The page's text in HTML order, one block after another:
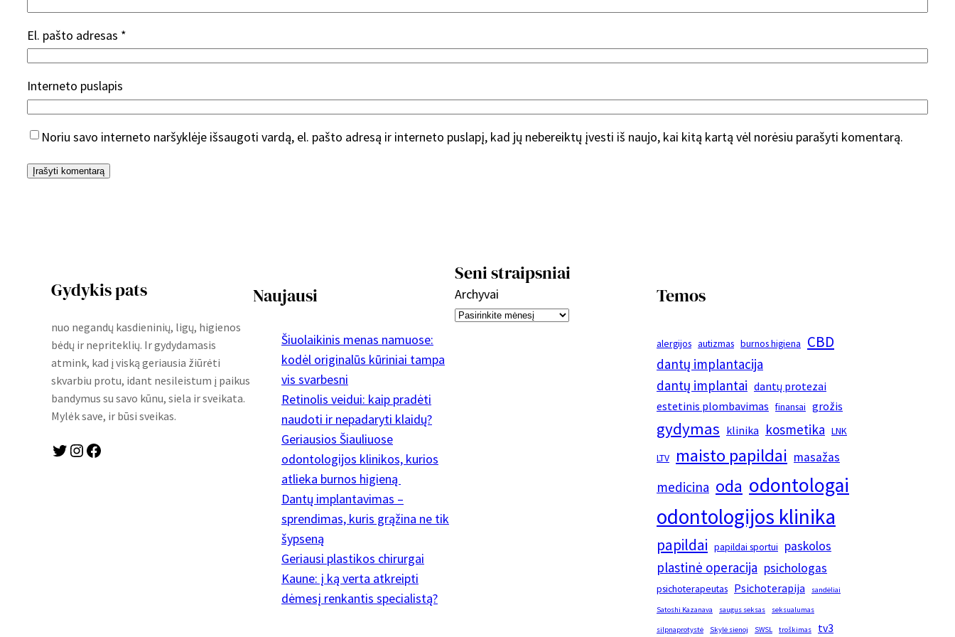
El. pašto adresas *
Interneto puslapis
Noriu savo interneto naršyklėje išsaugoti vardą, el. pašto adresą ir interneto puslapį, kad jų nebereiktų įvesti iš naujo, kai kitą kartą vėl norėsiu parašyti komentarą.
Gydykis pats
nuo negandų kasdieninių, ligų, higienos
bėdų ir nepriteklių. Ir gydydamasis
atmink, kad į viską geriausia žiūrėti
skvarbiu protu, idant nesileistum į paikus
bandymus su savo kūnu, siela ir sveikata.
Mylėk save, ir būsi sveikas.
Twitter Instagram Facebook
Naujausi
Šiuolaikinis menas namuose:
kodėl originalūs kūriniai tampa
vis svarbesni
Retinolis veidui: kaip pradėti
naudoti ir nepadaryti klaidų?
Geriausios Šiauliuose
odontologijos klinikos, kurios
atlieka burnos higieną
Dantų implantavimas –
sprendimas, kuris grąžina ne tik
šypseną
Geriausi plastikos chirurgai
Kaune: į ką verta atkreipti
dėmesį renkantis specialistą?
Seni straipsniai
Archyvai Temos
alergijos autizmas burnos higiena CBD
dantų implantacija
dantų implantai dantų protezai
estetinis plombavimas finansai grožis
gydymas klinika kosmetika LNK
LTV maisto papildai masažas
medicina oda odontologai
odontologijos klinika
papildai papildai sportui paskolos
plastinė operacija psichologas
psichoterapeutas Psichoterapija sandėliai
Satoshi Kazanava saugus seksas seksualumas
silpnaprotystė Skylė sienoj SWSL troškimas tv3